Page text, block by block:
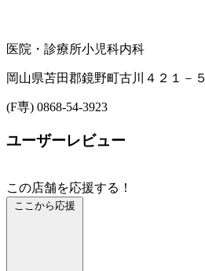
医院・診療所小児科内科
岡山県苫田郡鏡野町古川４２１－５
(F専) 0868-54-3923
ユーザーレビュー
この店舗を応援する！
ここから応援